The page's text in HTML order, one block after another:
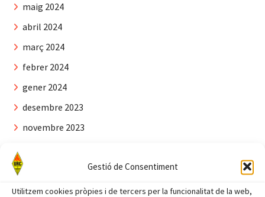
Gestió de Consentiment
Utilitzem cookies pròpies i de tercers per la funcionalitat de la web,
maig 2024
abril 2024
març 2024
febrer 2024
gener 2024
desembre 2023
novembre 2023
setembre 2023
agost 2023